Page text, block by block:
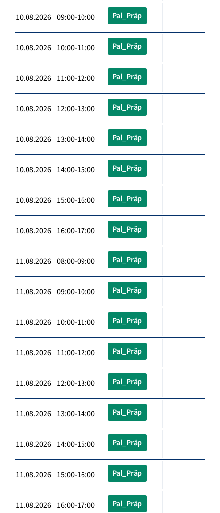
10.08.2026 09:00-10:00 Pal_Präp
10.08.2026 10:00-11:00 Pal_Präp
10.08.2026 11:00-12:00 Pal_Präp
10.08.2026 12:00-13:00 Pal_Präp
10.08.2026 13:00-14:00 Pal_Präp
10.08.2026 14:00-15:00 Pal_Präp
10.08.2026 15:00-16:00 Pal_Präp
10.08.2026 16:00-17:00 Pal_Präp
11.08.2026 08:00-09:00 Pal_Präp
11.08.2026 09:00-10:00 Pal_Präp
11.08.2026 10:00-11:00 Pal_Präp
11.08.2026 11:00-12:00 Pal_Präp
11.08.2026 12:00-13:00 Pal_Präp
11.08.2026 13:00-14:00 Pal_Präp
11.08.2026 14:00-15:00 Pal_Präp
11.08.2026 15:00-16:00 Pal_Präp
11.08.2026 16:00-17:00 Pal_Präp